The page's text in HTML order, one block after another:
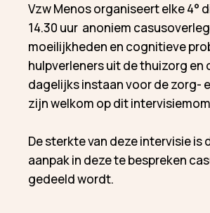
Vzw Menos organiseert elke 4°
14.30 uur anoniem
moeilijkheden en cognitieve
hulpverleners uit de thuizorg
dagelijks instaan voor de zorg-
zijn welkom op dit
De sterkte van deze intervisie is
aanpak in deze te bespreken
gedeeld wordt.